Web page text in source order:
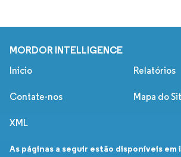
MORDOR INTELLIGENCE
Início Relatórios
Contate-nos Mapa do
XML
As páginas a seguir estão disponíveis em